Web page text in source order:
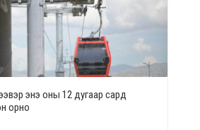
энэ оны 12 дугаар сард
орно